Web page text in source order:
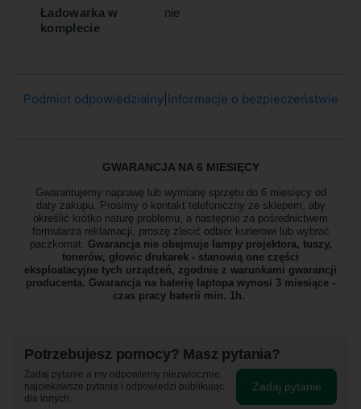
Ładowarka w
komplecie
nie
Podmiot odpowiedzialny| Informacje o bezpieczeństwie
GWARANCJA NA 6 MIESIĘCY
Gwarantujemy naprawę lub wymianę sprzętu do 6 miesięcy od
daty zakupu. Prosimy o kontakt telefoniczny ze sklepem, aby
określić krótko naturę problemu, a następnie za pośrednictwem
formularza reklamacji, proszę zlecić odbiór kurierowi lub wybrać
paczkomat. Gwarancja nie obejmuje lampy projektora, tuszy,
tonerów, głowic drukarek - stanowią one części
eksploatacyjne tych urządzeń, zgodnie z warunkami gwarancji
producenta. Gwarancja na baterię laptopa wynosi 3 miesiące -
czas pracy baterii min. 1h.
Potrzebujesz pomocy? Masz pytania?
Zadaj pytanie a my odpowiemy niezwłocznie,
najciekawsze pytania i odpowiedzi publikując
dla innych.
Zadaj pytanie